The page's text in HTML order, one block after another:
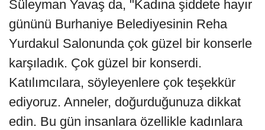
Süleyman Yavaş da, "Kadına şiddete hayır
gününü Burhaniye Belediyesinin Reha
Yurdakul Salonunda çok güzel bir konserle
karşıladık. Çok güzel bir konserdi.
Katılımcılara, söyleyenlere çok teşekkür
ediyoruz. Anneler, doğurduğunuza dikkat
edin. Bu gün insanlara özellikle kadınlara